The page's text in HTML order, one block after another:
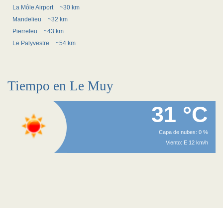
La Môle Airport
~30 km
Mandelieu
~32 km
Pierrefeu
~43 km
Le Palyvestre
~54 km
Tiempo en Le Muy
31 °C
Capa de nubes: 0 %
Viento: E 12 km/h